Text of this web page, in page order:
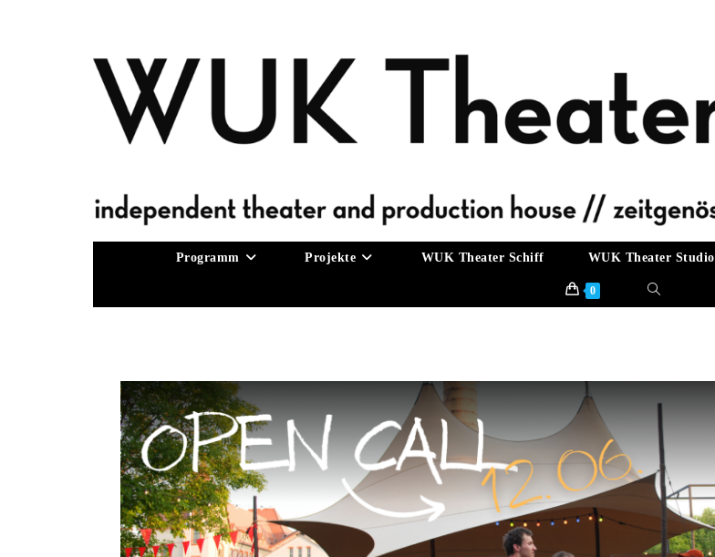
Programm Projekte WUK Theater Schiff WUK Theater Studio
0 Website-